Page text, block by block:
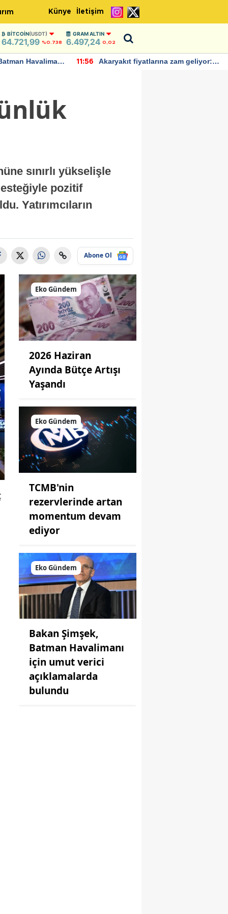
Künye İletişim
BITCOIN(USDT)
64.721,99 %0.738
GRAM ALTIN
6.497,24 0,02
Havalimanı
11:56
Akaryakıt fiyatlarına zam geliyor:
sınırlı yükselişle
pozitif
Yatırımcıların
Abone Ol
Eko Gündem
2026 Haziran
Ayında Bütçe Artışı
Yaşandı
Eko Gündem
TCMB'nin
rezervlerinde artan
momentum devam
ediyor
Eko Gündem
Bakan Şimşek,
Batman Havalimanı
için umut verici
açıklamalarda
bulundu